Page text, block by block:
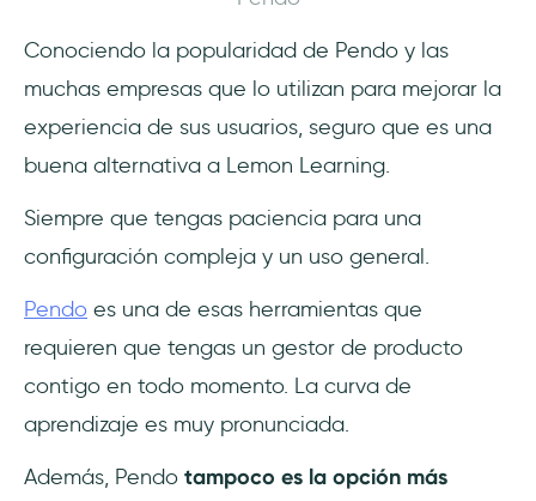
Conociendo la popularidad de Pendo y las
muchas empresas que lo utilizan para mejorar la
experiencia de sus usuarios, seguro que es una
buena alternativa a Lemon Learning.
Siempre que tengas paciencia para una
configuración compleja y un uso general.
Pendo es una de esas herramientas que
requieren que tengas un gestor de producto
contigo en todo momento. La curva de
aprendizaje es muy pronunciada.
Además, Pendo tampoco es la opción más